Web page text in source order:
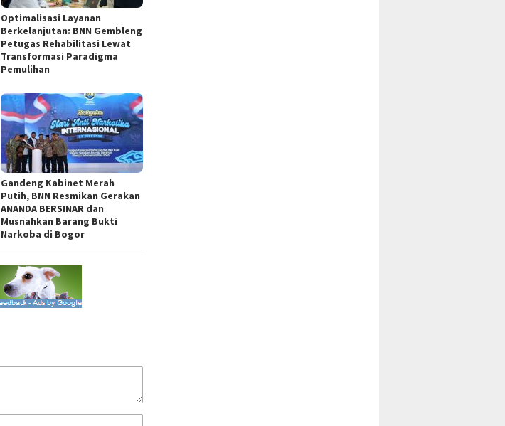
Optimalisasi Layanan
Berkelanjutan: BNN Gembleng
Petugas Rehabilitasi Lewat
Transformasi Paradigma
Pemulihan
Gandeng Kabinet Merah
Putih, BNN Resmikan Gerakan
ANANDA BERSINAR dan
Musnahkan Barang Bukti
Narkoba di Bogor